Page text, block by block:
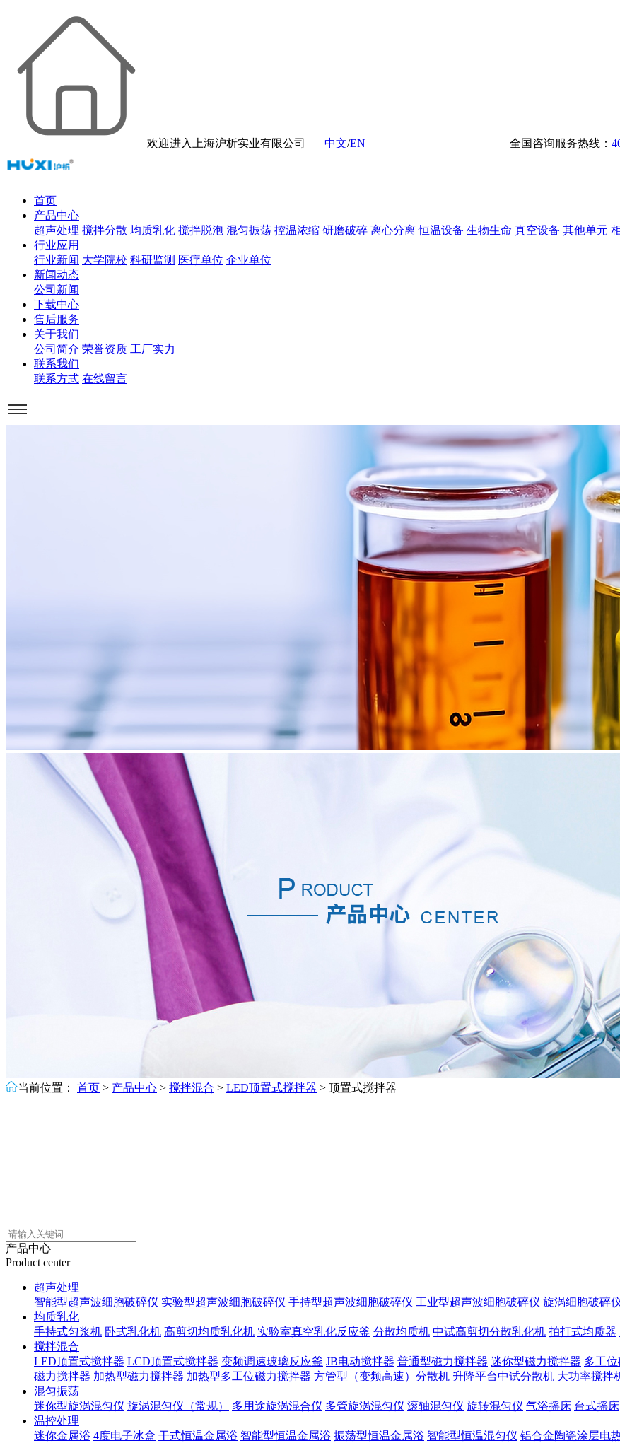
欢迎进入上海沪析实业有限公司 中文/EN 全国咨询服务热线：
首页
产品中心
超声处理 搅拌分散 均质乳化 搅拌脱泡 混匀振荡 控温浓缩 研磨破碎 离心分离 恒温设备 生物生命 真空设备 其他单元
行业应用
行业新闻 大学院校 科研监测 医疗单位 企业单位
新闻动态
公司新闻
下载中心
售后服务
关于我们
公司简介 荣誉资质 工厂实力
联系我们
联系方式 在线留言
当前位置： 首页 > 产品中心 > 搅拌混合 > LED顶置式搅拌器 > 顶置式搅拌器
产品中心
Product center
超声处理
智能型超声波细胞破碎仪 实验型超声波细胞破碎仪 手持型超声波细胞破碎仪 工业型超声波细胞破碎仪 旋涡细胞破碎
均质乳化
手持式匀浆机 卧式乳化机 高剪切均质乳化机 实验室真空乳化反应釜 分散均质机 中试高剪切分散乳化机 拍打式均质器
搅拌混合
LED顶置式搅拌器 LCD顶置式搅拌器 变频调速玻璃反应釜 JB电动搅拌器 普通型磁力搅拌器 迷你型磁力搅拌器 多工
磁力搅拌器 加热型磁力搅拌器 加热型多工位磁力搅拌器 方管型（变频高速）分散机 升降平台中试分散机 大功率搅拌
混匀振荡
迷你型旋涡混匀仪 旋涡混匀仪（常规） 多用途旋涡混合仪 多管旋涡混匀仪 滚轴混匀仪 旋转混匀仪 气浴摇床 台式摇床
温控处理
迷你金属浴 4度电子冰盒 干式恒温金属浴 智能型恒温金属浴 振荡型恒温金属浴 智能型恒温混匀仪 铝合金陶瓷涂层电